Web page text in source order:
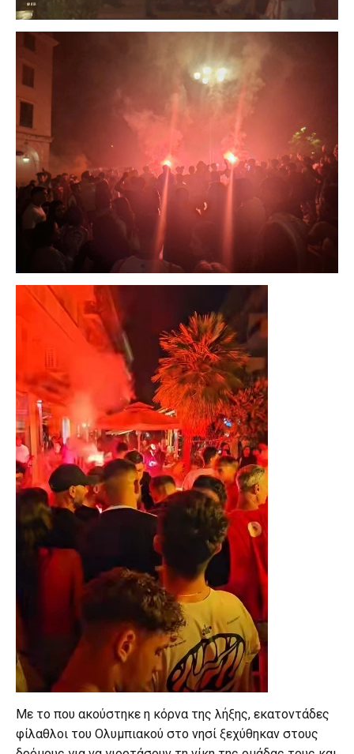
Με το που ακούστηκε η κόρνα της λήξης, εκατοντάδες
φίλαθλοι του Ολυμπιακού στο νησί ξεχύθηκαν στους